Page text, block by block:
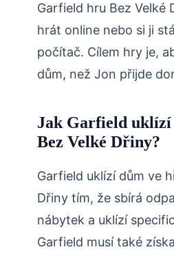
Garfield hru Bez Velké
hrát online nebo si ji
počítač. Cílem hry je,
dům, než Jon přijde
Jak Garfield uklízí
Bez Velké Dřiny?
Garfield uklízí dům ve
Dřiny tím, že sbírá
nábytek a uklízí
Garfield musí také